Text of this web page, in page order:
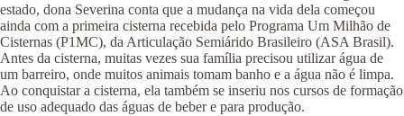
estado, dona Severina conta que a mudança na vida dela começou
ainda com a primeira cisterna recebida pelo Programa Um Milhão de
Cisternas (P1MC), da Articulação Semiárido Brasileiro (ASA Brasil).
Antes da cisterna, muitas vezes sua família precisou utilizar água de
um barreiro, onde muitos animais tomam banho e a água não é limpa.
Ao conquistar a cisterna, ela também se inseriu nos cursos de formação
de uso adequado das águas de beber e para produção.